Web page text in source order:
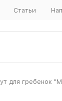
Статьи
для гребенок